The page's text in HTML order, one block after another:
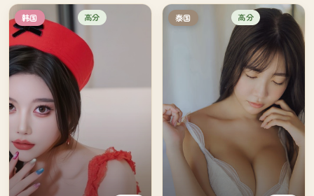
韩国 高分 泰国 高分